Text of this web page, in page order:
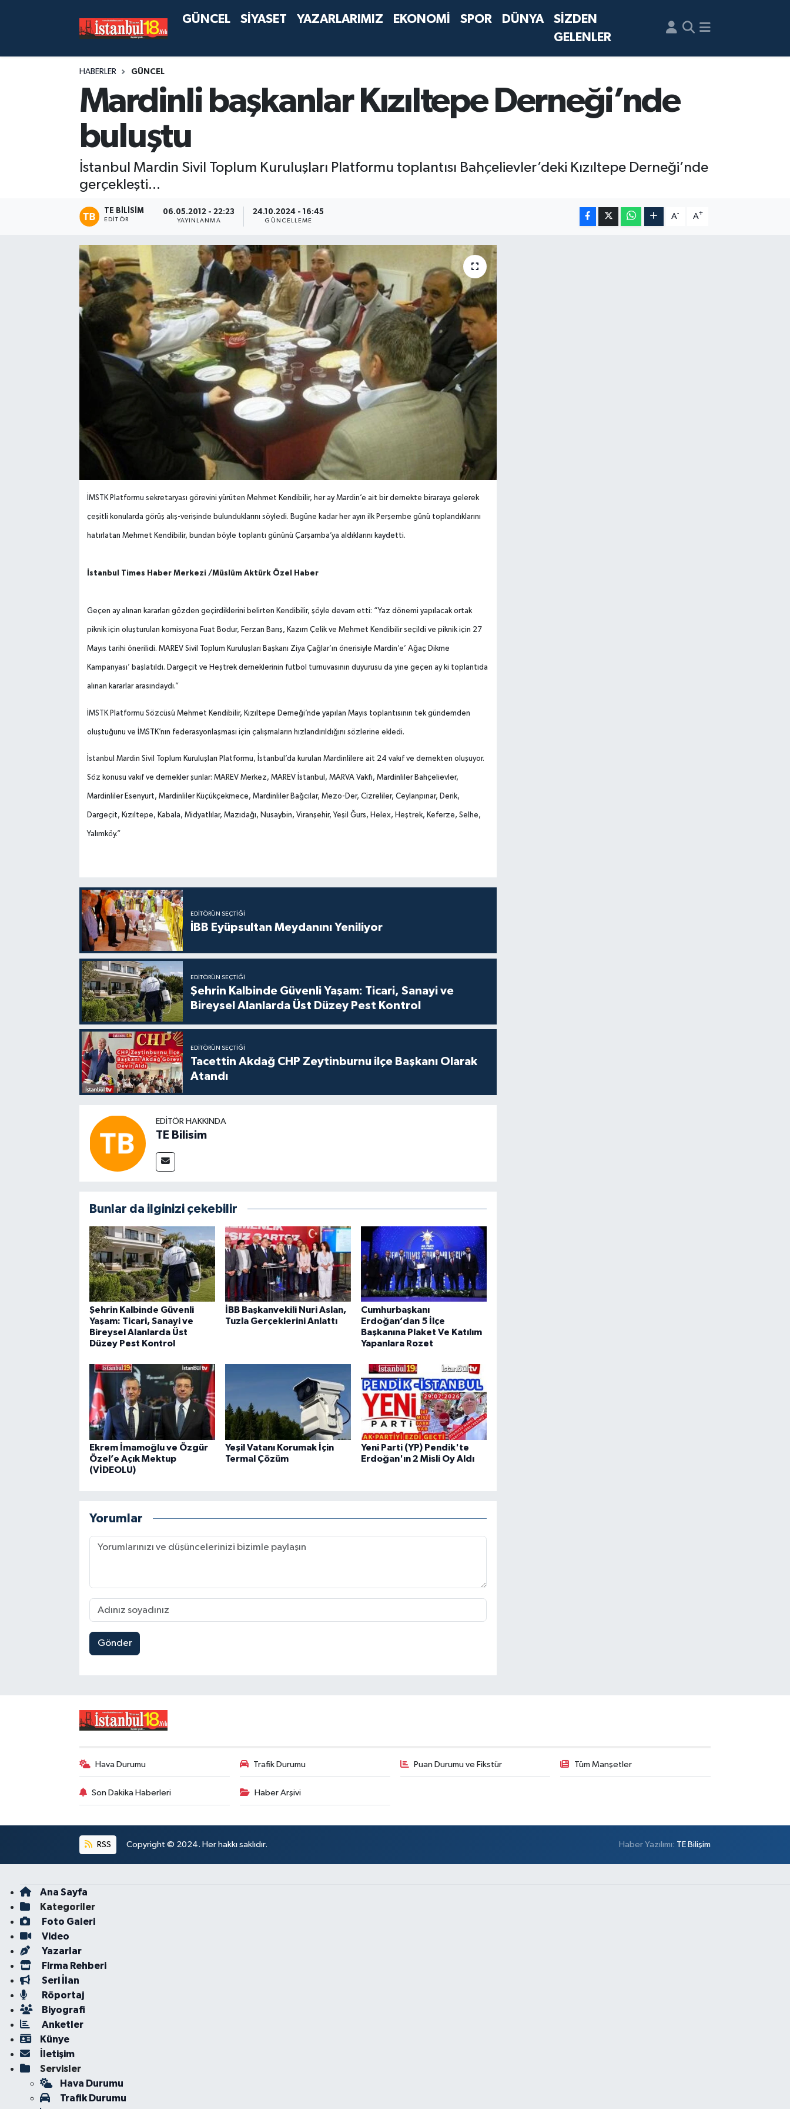
GÜNCEL SİYASET YAZARLARIMIZ EKONOMİ SPOR DÜNYA
SİZDEN
GELENLER
HABERLER GÜNCEL
Mardinli başkanlar Kızıltepe Derneği’nde
buluştu
İstanbul Mardin Sivil Toplum Kuruluşları Platformu toplantısı Bahçelievler’deki Kızıltepe Derneği’nde
gerçekleşti...
TE BILISIM
EDITÖR
06.05.2012 - 22:23
YAYINLANMA
24.10.2024 - 16:45
GÜNCELLEME
A- A+
İMSTK Platformu sekretaryası görevini yürüten Mehmet Kendibilir, her ay Mardin’e ait bir dernekte biraraya gelerek
çeşitli konularda görüş alış-verişinde bulunduklarını söyledi. Bugüne kadar her ayın ilk Perşembe günü toplandıklarını
hatırlatan Mehmet Kendibilir, bundan böyle toplantı gününü Çarşamba’ya aldıklarını kaydetti.
İstanbul Times Haber Merkezi /Müslüm Aktürk Özel Haber
Geçen ay alınan kararları gözden geçirdiklerini belirten Kendibilir, şöyle devam etti: “Yaz dönemi yapılacak ortak
piknik için oluşturulan komisyona Fuat Bodur, Ferzan Barış, Kazım Çelik ve Mehmet Kendibilir seçildi ve piknik için 27
Mayıs tarihi önerilidi. MAREV Sivil Toplum Kuruluşları Başkanı Ziya Çağlar’ın önerisiyle Mardin’e’ Ağaç Dikme
Kampanyası’ başlatıldı. Dargeçit ve Heştrek derneklerinin futbol turnuvasının duyurusu da yine geçen ay ki toplantıda
alınan kararlar arasındaydı.”
İMSTK Platformu Sözcüsü Mehmet Kendibilir, Kızıltepe Derneği’nde yapılan Mayıs toplantısının tek gündemden
oluştuğunu ve İMSTK’nın federasyonlaşması için çalışmaların hızlandırıldığını sözlerine ekledi.
İstanbul Mardin Sivil Toplum Kuruluşları Platformu, İstanbul’da kurulan Mardinlilere ait 24 vakıf ve dernekten oluşuyor.
Söz konusu vakıf ve dernekler şunlar: MAREV Merkez, MAREV İstanbul, MARVA Vakfı, Mardinliler Bahçelievler,
Mardinliler Esenyurt, Mardinliler Küçükçekmece, Mardinliler Bağcılar, Mezo-Der, Cizreliler, Ceylanpınar, Derik,
Dargeçit, Kızıltepe, Kabala, Midyatlılar, Mazıdağı, Nusaybin, Viranşehir, Yeşil Ğurs, Helex, Heştrek, Keferze, Selhe,
Yalımköy.”
EDITÖRÜN SEÇTIĞI
İBB Eyüpsultan Meydanını Yeniliyor
EDITÖRÜN SEÇTIĞI
Şehrin Kalbinde Güvenli Yaşam: Ticari, Sanayi ve
Bireysel Alanlarda Üst Düzey Pest Kontrol
EDITÖRÜN SEÇTIĞI
Tacettin Akdağ CHP Zeytinburnu ilçe Başkanı Olarak
Atandı
EDITÖR HAKKINDA
TE Bilisim
Bunlar da ilginizi çekebilir
Şehrin Kalbinde Güvenli
Yaşam: Ticari, Sanayi ve
Bireysel Alanlarda Üst
Düzey Pest Kontrol
İBB Başkanvekili Nuri Aslan,
Tuzla Gerçeklerini Anlattı
Cumhurbaşkanı
Erdoğan’dan 5 İlçe
Başkanına Plaket Ve Katılım
Yapanlara Rozet
Ekrem İmamoğlu ve Özgür
Özel’e Açık Mektup
(VİDEOLU)
Yeşil Vatanı Korumak İçin
Termal Çözüm
Yeni Parti (YP) Pendik'te
Erdoğan'ın 2 Misli Oy Aldı
Yorumlar
Gönder
Hava Durumu Trafik Durumu Puan Durumu ve Fikstür Tüm Manşetler
Son Dakika Haberleri Haber Arşivi
RSS Copyright © 2024. Her hakkı saklıdır. Haber Yazılımı: TE Bilişim
Ana Sayfa
Kategoriler
Foto Galeri
Video
Yazarlar
Firma Rehberi
Seri İlan
Röportaj
Biyografi
Anketler
Künye
İletişim
Servisler
Hava Durumu
Trafik Durumu